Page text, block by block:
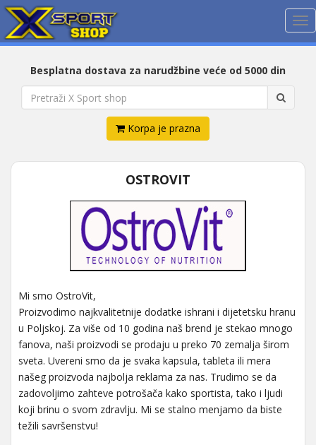
Besplatna dostava za narudžbine veće od 5000 din
Korpa je prazna
OSTROVIT
Mi smo OstroVit,
Proizvodimo najkvalitetnije dodatke ishrani i dijetetsku hranu
u Poljskoj. Za više od 10 godina naš brend je stekao mnogo
fanova, naši proizvodi se prodaju u preko 70 zemalja širom
sveta. Uvereni smo da je svaka kapsula, tableta ili mera
našeg proizvoda najbolja reklama za nas. Trudimo se da
zadovoljimo zahteve potrošača kako sportista, tako i ljudi
koji brinu o svom zdravlju. Mi se stalno menjamo da biste
težili savršenstvu!